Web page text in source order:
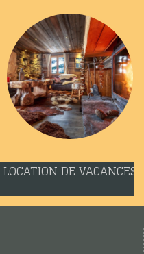
LOCATION DE VACANCES